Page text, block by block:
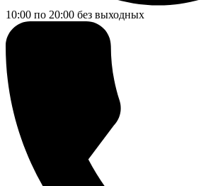
10:00 по 20:00 без выходных